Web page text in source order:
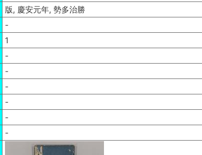
版, 慶安元年, 勢多治勝
-
1
-
-
-
-
-
-